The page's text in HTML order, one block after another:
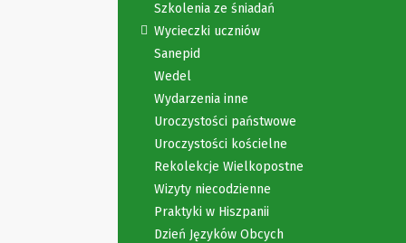
Szkolenia ze śniadań
Wycieczki uczniów
Sanepid
Wedel
Wydarzenia inne
Uroczystości państwowe
Uroczystości kościelne
Rekolekcje Wielkopostne
Wizyty niecodzienne
Praktyki w Hiszpanii
Dzień Języków Obcych